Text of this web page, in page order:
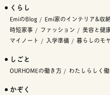
くらし
EmiのBlog Emi家のインテリア&収
時短家事
ファッション 美容と健
マイノート
入学準備 暮らしのモ
しごと
OURHOMEの働き方 わたしらしく働
かぞく